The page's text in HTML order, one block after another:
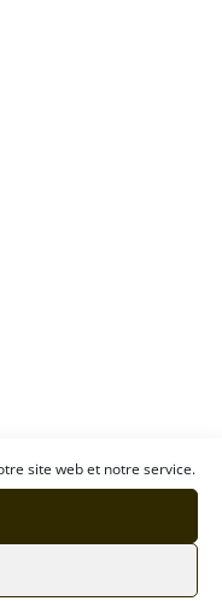
site web et notre service.